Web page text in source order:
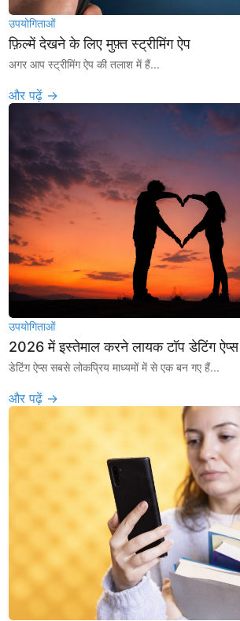
उपयोगिताओं
फ़िल्में देखने के लिए मुफ़्त स्ट्रीमिंग ऐप
अगर आप स्ट्रीमिंग ऐप की तलाश में हैं...
और पढ़ें →
उपयोगिताओं
2026 में इस्तेमाल करने लायक टॉप डेटिंग ऐप्स
डेटिंग ऐप्स सबसे लोकप्रिय माध्यमों में से एक बन गए हैं...
और पढ़ें →